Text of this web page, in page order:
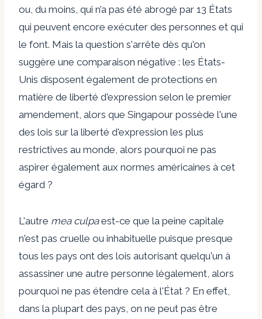
ou, du moins, qui n’a pas été abrogé par 13 États
qui peuvent encore exécuter des personnes et qui
le font. Mais la question s'arrête dès qu'on
suggère une comparaison négative : les États-
Unis disposent également de protections en
matière de liberté d'expression selon le premier
amendement, alors que Singapour possède l'une
des lois sur la liberté d'expression les plus
restrictives au monde, alors pourquoi ne pas
aspirer également aux normes américaines à cet
égard ?
L'autre mea culpaest-ce que la peine capitale
n'est pas cruelle ou inhabituelle puisque presque
tous les pays ont des lois autorisant quelqu'un à
assassiner une autre personne légalement, alors
pourquoi ne pas étendre cela à l'État ? En effet,
dans la plupart des pays, on ne peut pas être